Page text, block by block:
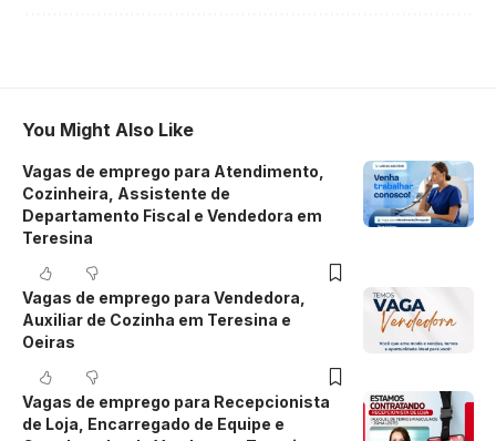
You Might Also Like
Vagas de emprego para Atendimento,
Cozinheira, Assistente de
Departamento Fiscal e Vendedora em
Teresina
Vagas de emprego para Vendedora,
Auxiliar de Cozinha em Teresina e
Oeiras
Vagas de emprego para Recepcionista
de Loja, Encarregado de Equipe e